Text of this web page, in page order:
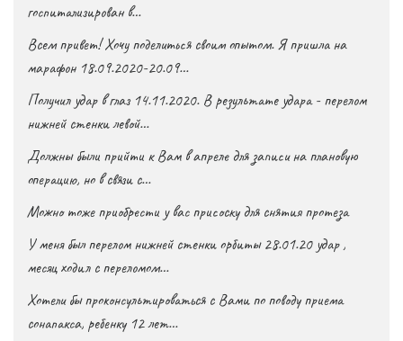
госпитализирован в…
Всем привет! Хочу поделиться своим опытом. Я пришла на
марафон 18.09.2020-20.09…
Получил удар в глаз 14.11.2020. В результате удара - перелом
нижней стенки левой…
Должны были прийти к Вам в апреле для записи на плановую
операцию, но в связи с…
Можно тоже приобрести у вас присоску для снятия протеза
У меня был перелом нижней стенки орбиты 28.01.20 удар ,
месяц ходил с переломом…
Хотели бы проконсультироваться с Вами по поводу приема
сонапакса, ребенку 12 лет…